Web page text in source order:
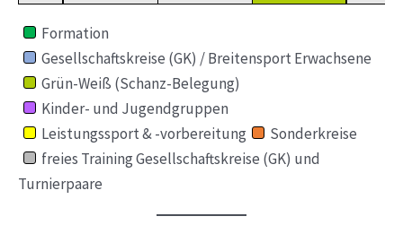
Formation
Gesellschaftskreise (GK) / Breitensport Erwachsene
Grün-Weiß (Schanz-Belegung)
Kinder- und Jugendgruppen
Leistungssport & -vorbereitung
Sonderkreise
freies Training Gesellschaftskreise (GK) und
Turnierpaare